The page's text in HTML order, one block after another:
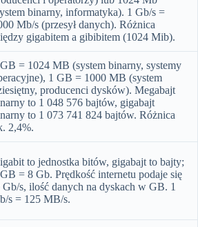
binarny, informatyka). 1 Gb/s =
Mb/s (przesył danych). Różnica
gigabitem a gibibitem (1024 Mib).
= 1024 MB (system binarny, systemy
1 GB = 1000 MB (system
producenci dysków). Megabajt
to 1 048 576 bajtów, gigabajt
to 1 073 741 824 bajtów. Różnica
2,4%.
to jednostka bitów, gigabajt to bajty;
= 8 Gb. Prędkość internetu podaje się
s, ilość danych na dyskach w GB. 1
s = 125 MB/s.